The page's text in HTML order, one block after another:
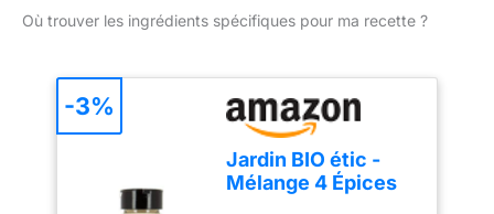
Où trouver les ingrédients spécifiques pour ma recette ?
Jardin BIO étic -
Mélange 4 Épices
-3%